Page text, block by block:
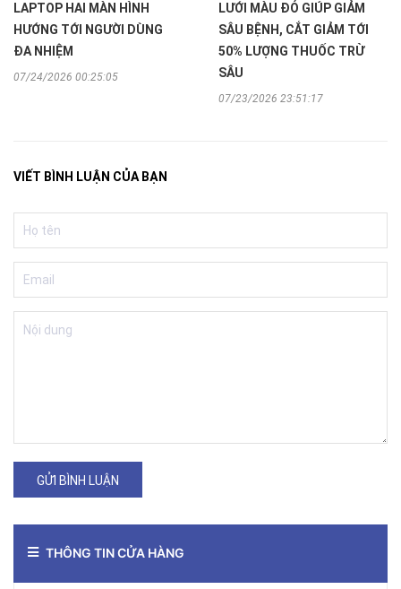
THÔNG TIN CỬA HÀNG
LAPTOP HAI MÀN HÌNH
HƯỚNG TỚI NGƯỜI DÙNG
ĐA NHIỆM
07/24/2026 00:25:05
LƯỚI MÀU ĐỎ GIÚP GIẢM
SÂU BỆNH, CẮT GIẢM TỚI
50% LƯỢNG THUỐC TRỪ
SÂU
07/23/2026 23:51:17
VIẾT BÌNH LUẬN CỦA BẠN
GỬI BÌNH LUẬN